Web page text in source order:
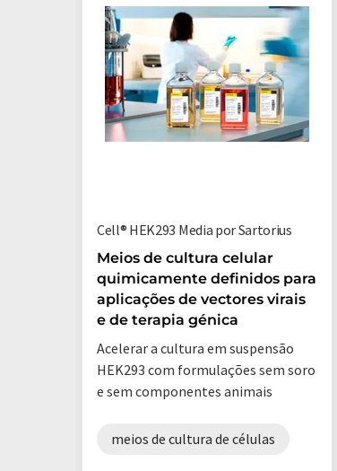
Cell® HEK293 Media por Sartorius
Meios de cultura celular
quimicamente definidos para
aplicações de vectores virais
e de terapia génica
Acelerar a cultura em suspensão
HEK293 com formulações sem soro
e sem componentes animais
meios de cultura de células